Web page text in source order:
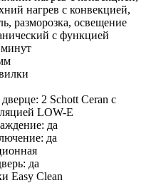
нагрев с конвекцией,
разморозка, освещение
с функцией
2 Schott Ceran с
LOW-E
да
да
да
Easy Clean